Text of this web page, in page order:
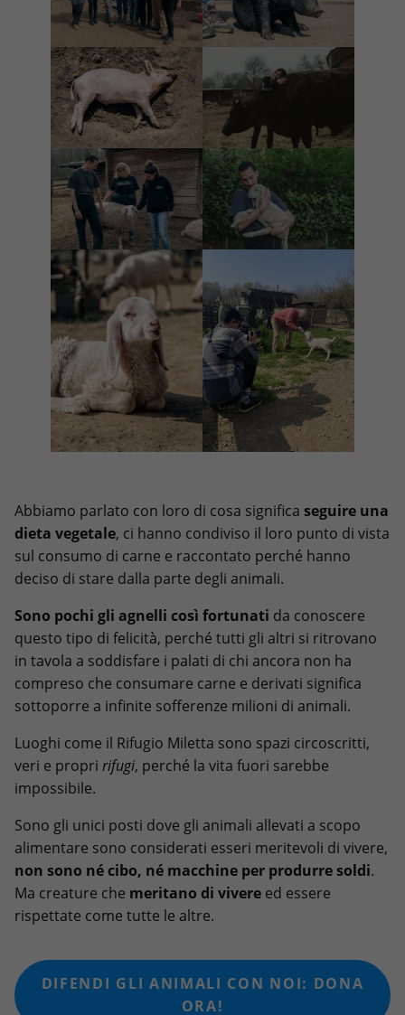
Abbiamo parlato con loro di cosa significa seguire una
dieta vegetale, ci hanno condiviso il loro punto di vista
sul consumo di carne e raccontato perché hanno
deciso di stare dalla parte degli animali.
Sono pochi gli agnelli così fortunati da conoscere
questo tipo di felicità, perché tutti gli altri si ritrovano
in tavola a soddisfare i palati di chi ancora non ha
compreso che consumare carne e derivati significa
sottoporre a infinite sofferenze milioni di animali.
Luoghi come il Rifugio Miletta sono spazi circoscritti,
veri e propri rifugi, perché la vita fuori sarebbe
impossibile.
Sono gli unici posti dove gli animali allevati a scopo
alimentare sono considerati esseri meritevoli di vivere,
non sono né cibo, né macchine per produrre soldi.
Ma creature che meritano di vivere ed essere
rispettate come tutte le altre.
DIFENDI GLI ANIMALI CON NOI: DONA
ORA!